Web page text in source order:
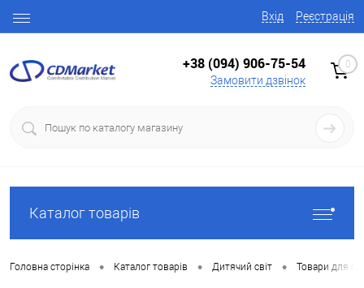
Вхід Реєстрація
+38 (094) 906-75-54
Замовити дзвінок
0
Каталог товарів
Головна сторінка • Каталог товарів • Дитячий світ • Товари для